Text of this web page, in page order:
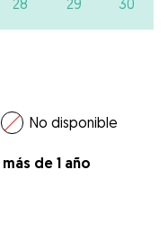
No disponible
de 1 año